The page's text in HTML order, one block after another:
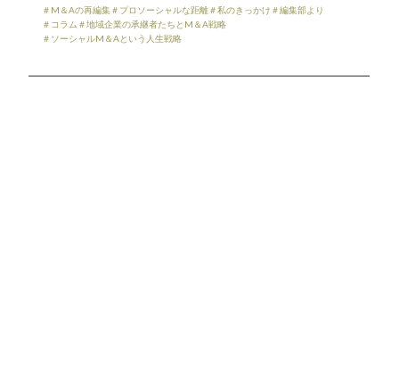
＃M＆Aの再編集＃プロソーシャルな距離＃私のきっかけ ＃編集部より
＃コラム ＃地域企業の承継者たちとM＆A戦略
＃ソーシャルM＆Aという人生戦略